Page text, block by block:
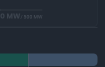
0 MW/ 500 MW